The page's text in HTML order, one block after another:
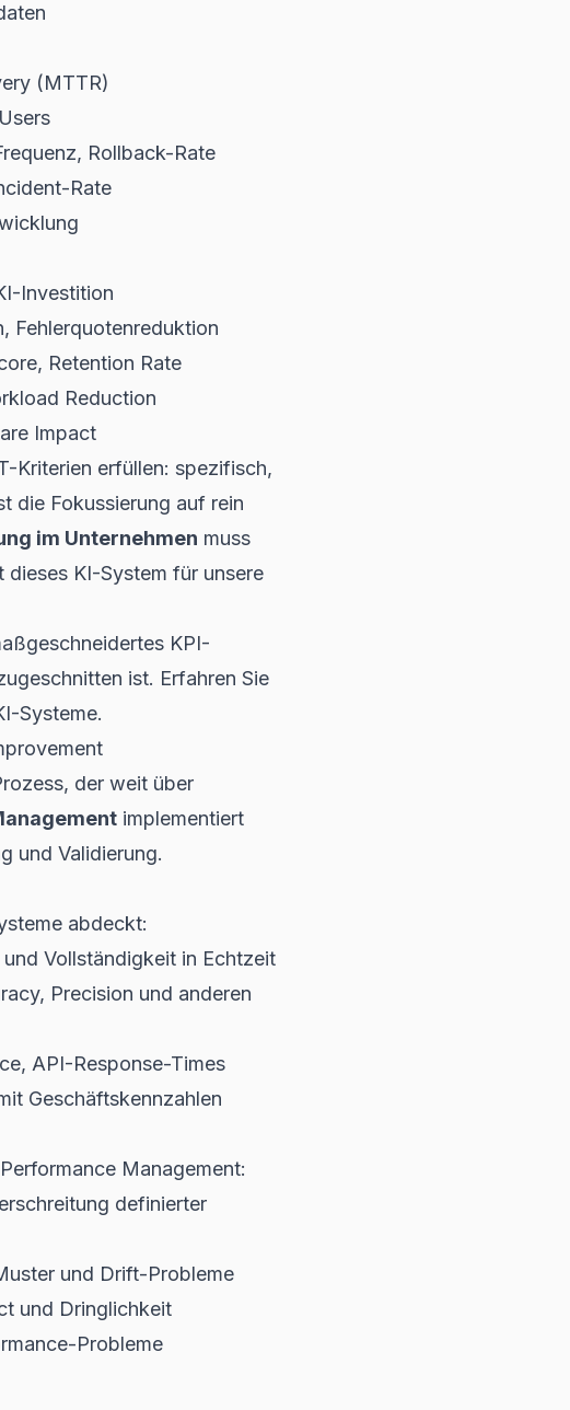
(MTTR)
Rollback-Rate
Rate
Investition
Fehlerquotenreduktion
Retention Rate
Reduction
Impact
Kriterien erfüllen: spezifisch,
die Fokussierung auf rein
im Unternehmen muss
dieses KI-System für unsere
KPI-
ist. Erfahren Sie
Systeme.
der weit über
implementiert
und Validierung.
abdeckt:
Vollständigkeit in Echtzeit
Precision und anderen
API-Response-Times
Geschäftskennzahlen
Management:
definierter
und Drift-Probleme
und Dringlichkeit
Probleme